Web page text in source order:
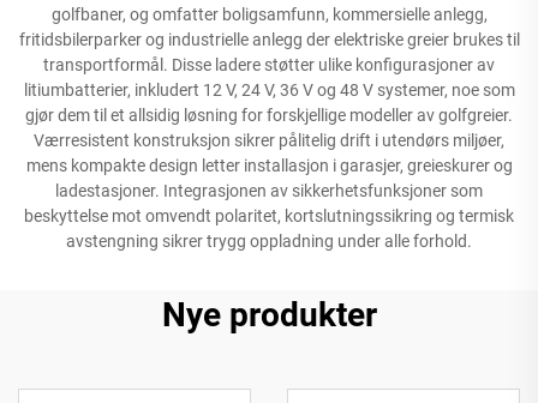
golfbaner, og omfatter boligsamfunn, kommersielle anlegg,
fritidsbilerparker og industrielle anlegg der elektriske greier brukes til
transportformål. Disse ladere støtter ulike konfigurasjoner av
litiumbatterier, inkludert 12 V, 24 V, 36 V og 48 V systemer, noe som
gjør dem til et allsidig løsning for forskjellige modeller av golfgreier.
Værresistent konstruksjon sikrer pålitelig drift i utendørs miljøer,
mens kompakte design letter installasjon i garasjer, greieskurer og
ladestasjoner. Integrasjonen av sikkerhetsfunksjoner som
beskyttelse mot omvendt polaritet, kortslutningssikring og termisk
avstengning sikrer trygg oppladning under alle forhold.
Nye produkter